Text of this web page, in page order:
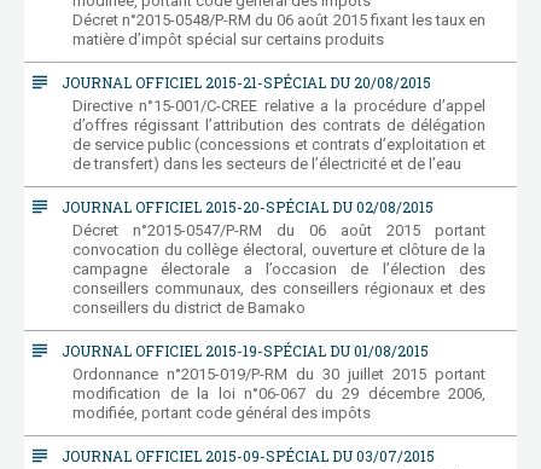
Décret n°2015-0548/P-RM du 06 août 2015 fixant les taux en
matière d’impôt spécial sur certains produits
subject JOURNAL OFFICIEL 2015-21-SPÉCIAL DU 20/08/2015
Directive n°15-001/C-CREE relative a la procédure d’appel
d’offres régissant l’attribution des contrats de délégation
de service public (concessions et contrats d’exploitation et
de transfert) dans les secteurs de l’électricité et de l’eau
subject JOURNAL OFFICIEL 2015-20-SPÉCIAL DU 02/08/2015
Décret n°2015-0547/P-RM du 06 août 2015 portant
convocation du collège électoral, ouverture et clôture de la
campagne électorale a l’occasion de l’élection des
conseillers communaux, des conseillers régionaux et des
conseillers du district de Bamako
subject JOURNAL OFFICIEL 2015-19-SPÉCIAL DU 01/08/2015
Ordonnance n°2015-019/P-RM du 30 juillet 2015 portant
modification de la loi n°06-067 du 29 décembre 2006,
modifiée, portant code général des impôts
subject JOURNAL OFFICIEL 2015-09-SPÉCIAL DU 03/07/2015